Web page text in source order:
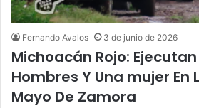
Fernando Avalos 3 de junio de 2026
Michoacán Rojo:
Hombres Y Una mujer En
Mayo De Zamora